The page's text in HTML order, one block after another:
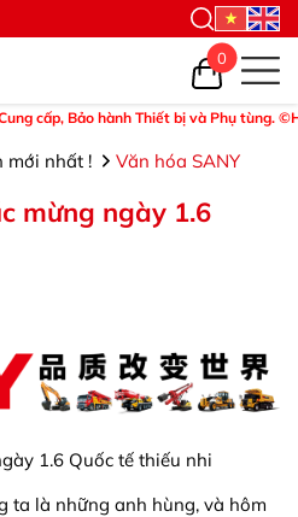
hành Thiết bị và Phụ tùng. ©Hotline:
0
mới nhất ! Văn hóa SANY
mừng ngày 1.6
1.6 Quốc tế thiếu nhi
ta là những anh hùng, và hôm